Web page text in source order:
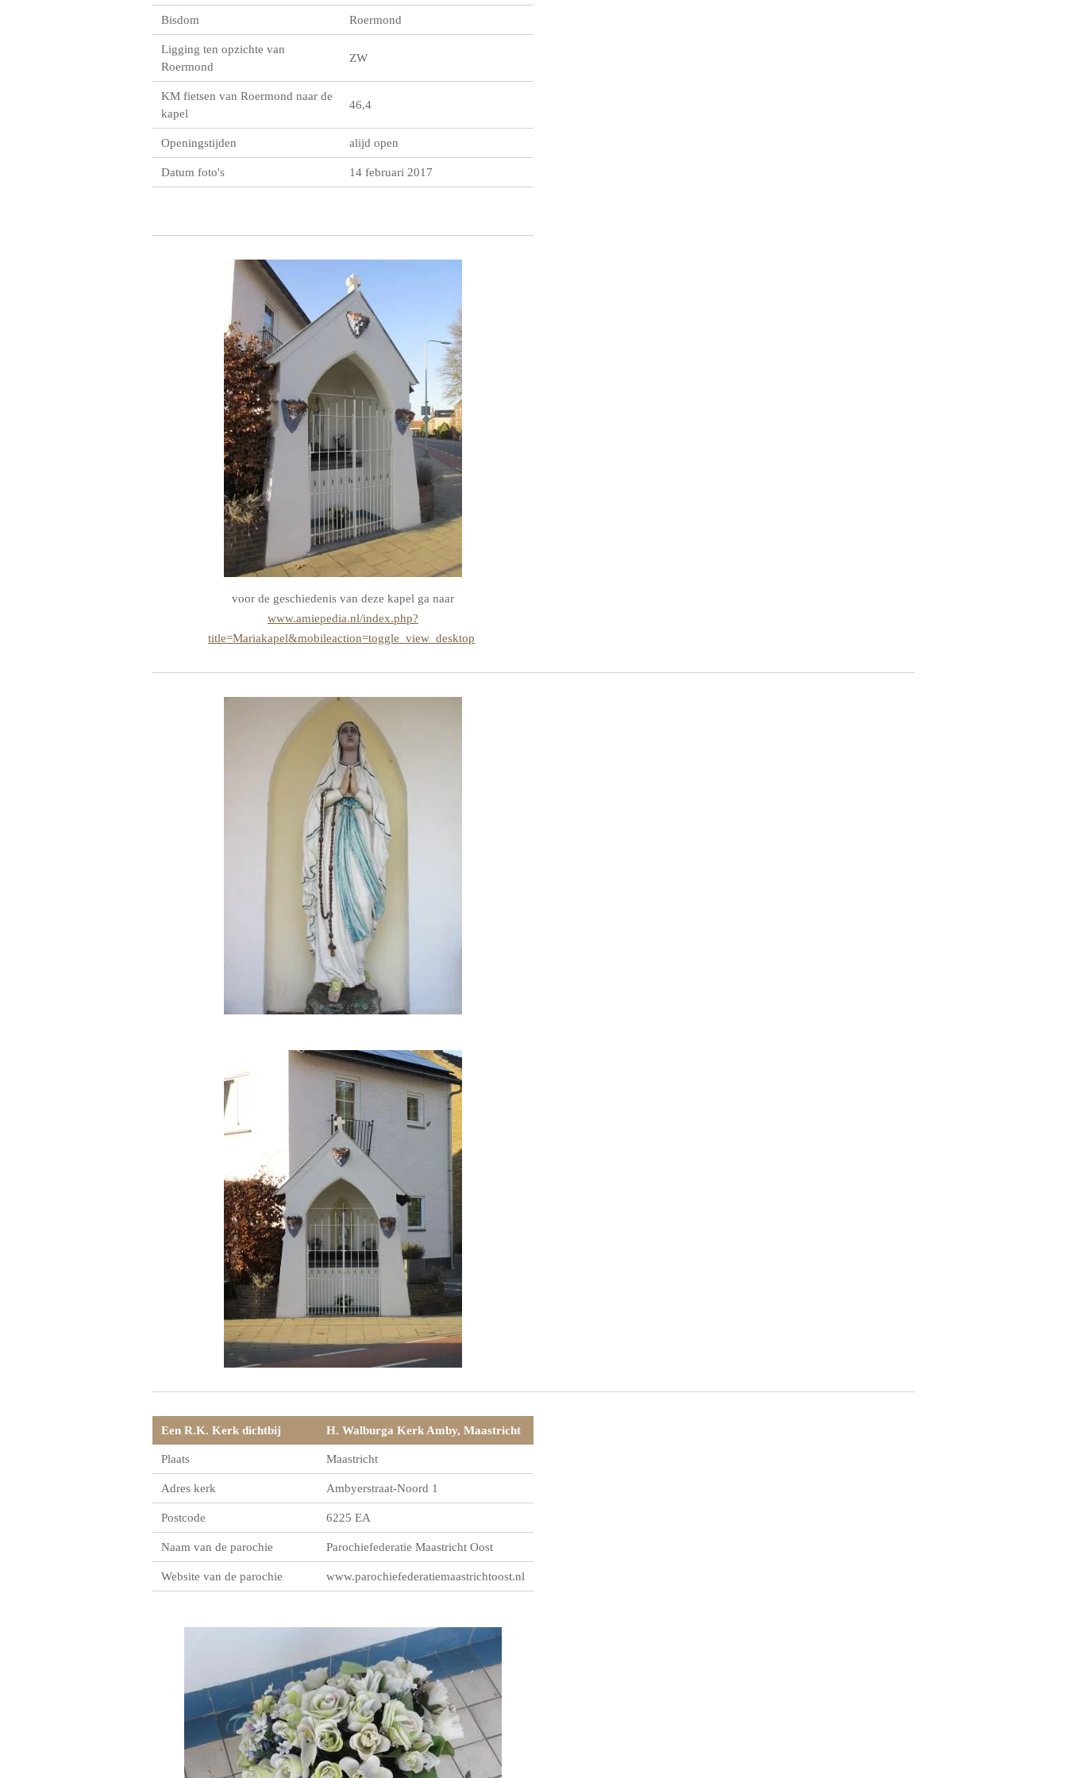
Bisdom Roermond
Ligging ten opzichte van
Roermond
ZW
KM fietsen van Roermond naar de
kapel
46,4
Openingstijden alijd open
Datum foto's 14 februari 2017
voor de geschiedenis van deze kapel ga naar
www.amiepedia.nl/index.php?
title=Mariakapel&mobileaction=toggle_view_desktop
Een R.K. Kerk dichtbij H. Walburga Kerk Amby, Maastricht
Plaats Maastricht
Adres kerk Ambyerstraat-Noord 1
Postcode 6225 EA
Naam van de parochie Parochiefederatie Maastricht Oost
Website van de parochie www.parochiefederatiemaastrichtoost.nl